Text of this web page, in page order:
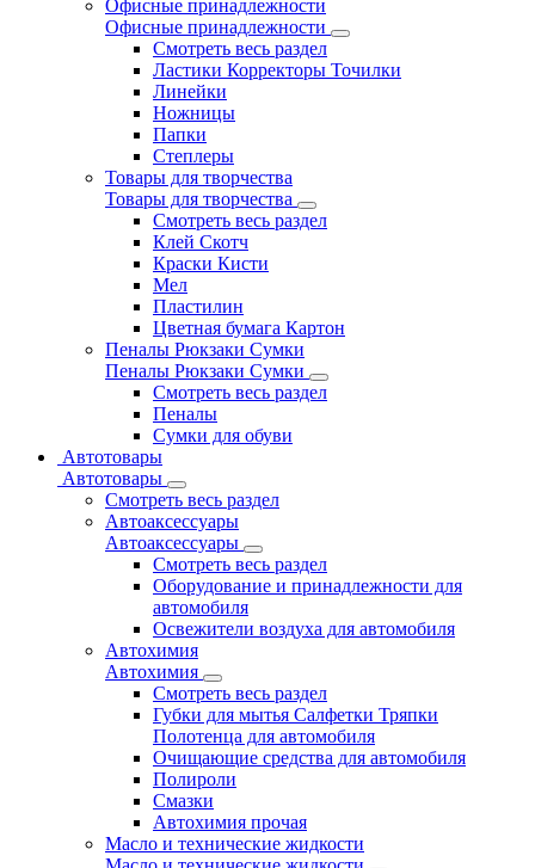
Офисные принадлежности
Офисные принадлежности
Смотреть весь раздел
Ластики Корректоры Точилки
Линейки
Ножницы
Папки
Степлеры
Товары для творчества
Товары для творчества
Смотреть весь раздел
Клей Скотч
Краски Кисти
Мел
Пластилин
Цветная бумага Картон
Пеналы Рюкзаки Сумки
Пеналы Рюкзаки Сумки
Смотреть весь раздел
Пеналы
Сумки для обуви
Автотовары
Автотовары
Смотреть весь раздел
Автоаксессуары
Автоаксессуары
Смотреть весь раздел
Оборудование и принадлежности для
автомобиля
Освежители воздуха для автомобиля
Автохимия
Автохимия
Смотреть весь раздел
Губки для мытья Салфетки Тряпки
Полотенца для автомобиля
Очищающие средства для автомобиля
Полироли
Смазки
Автохимия прочая
Масло и технические жидкости